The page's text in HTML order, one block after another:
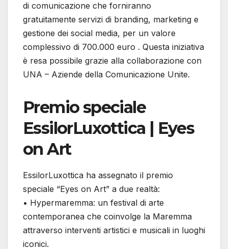
di comunicazione che forniranno
gratuitamente servizi di branding, marketing e
gestione dei social media, per un valore
complessivo di 700.000 euro . Questa iniziativa
è resa possibile grazie alla collaborazione con
UNA – Aziende della Comunicazione Unite.
Premio speciale
EssilorLuxottica | Eyes
on Art
EssilorLuxottica ha assegnato il premio
speciale “Eyes on Art” a due realtà:
• Hypermaremma: un festival di arte
contemporanea che coinvolge la Maremma
attraverso interventi artistici e musicali in luoghi
iconici.